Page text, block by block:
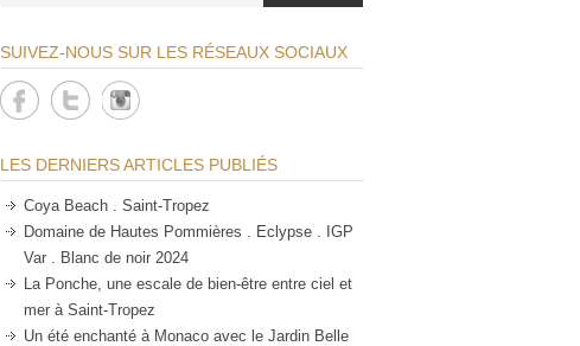
SUIVEZ-NOUS SUR LES RÉSEAUX SOCIAUX
LES DERNIERS ARTICLES PUBLIÉS
Coya Beach . Saint-Tropez
Domaine de Hautes Pommières . Eclypse . IGP
Var . Blanc de noir 2024
La Ponche, une escale de bien-être entre ciel et
mer à Saint-Tropez
Un été enchanté à Monaco avec le Jardin Belle